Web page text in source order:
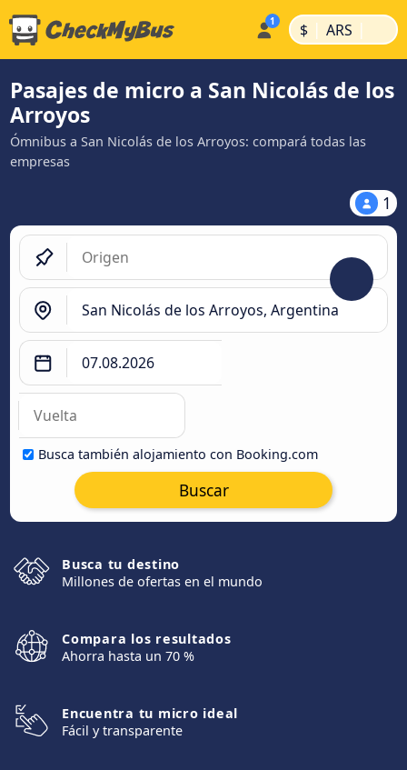
$ | ARS |
Pasajes de micro a San Nicolás de los
Arroyos
Ómnibus a San Nicolás de los Arroyos: compará todas las
empresas
1
Busca también alojamiento con Booking.com
Buscar
Busca tu destino
Millones de ofertas en el mundo
Compara los resultados
Ahorra hasta un 70 %
Encuentra tu micro ideal
Fácil y transparente